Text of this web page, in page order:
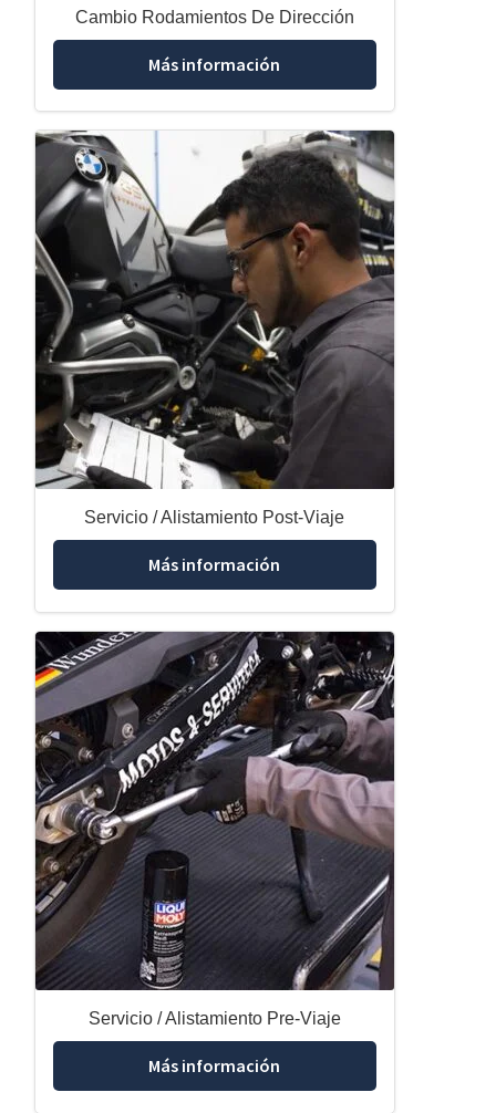
Cambio Rodamientos De Dirección
Más información
Servicio / Alistamiento Post-Viaje
Más información
Servicio / Alistamiento Pre-Viaje
Más información